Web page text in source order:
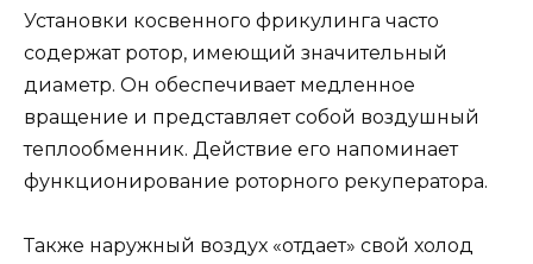
Установки косвенного фрикулинга часто
содержат ротор, имеющий значительный
диаметр. Он обеспечивает медленное
вращение и представляет собой воздушный
теплообменник. Действие его напоминает
функционирование роторного рекуператора.
Также наружный воздух «отдает» свой холод